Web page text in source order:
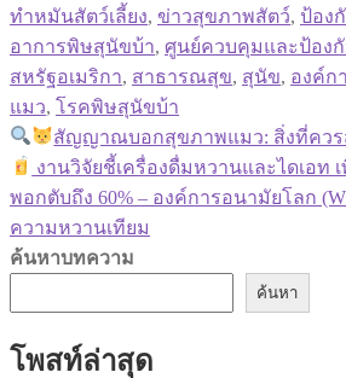
ทำหมันสัตว์เลี้ยง, ข่าวสุขภาพสัตว์, ป้อง
อาการพิษสุนัขบ้า, ศูนย์ควบคุมและป้อง
สหรัฐอเมริกา, สาธารณสุข, สุนัข, องค์ก
แมว, โรคพิษสุนัขบ้า
แนะแนว
เรื่อง
Previous
post:
สัญญาณบอกสุขภาพแมว: สิ่งที่ควร
Next
post:
งานวิจัยชี้เครื่องดื่มหวานและไดเอท
พอกตับถึง 60% – องค์การอนามัยโลก
ความหวานเทียม
ค้นหาบทความ
ค้นหา
โพสท์ล่าสุด